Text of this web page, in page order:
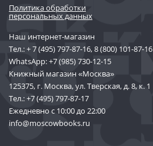
Политика обработки
персональных данных
Наш интернет-магазин
Тел.:+ 7 (495) 797-87-16,8 (800) 101-87-16
WhatsApp:+7 (985) 730-12-15
Книжный магазин «Москва»
125375, г. Москва, ул. Тверская, д. 8, к. 1
Тел.:+7 (495) 797-87-17
Ежедневно с 10:00 до 22:00
info@moscowbooks.ru